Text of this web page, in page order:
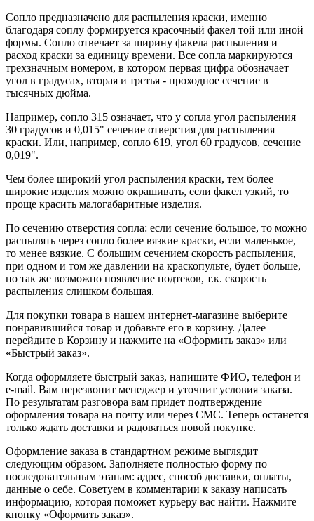
Сопло предназначено для распыления краски, именно
благодаря соплу формируется красочный факел той или иной
формы. Сопло отвечает за ширину факела распыления и
расход краски за единицу времени. Все сопла маркируются
трехзначным номером, в котором первая цифра обозначает
угол в градусах, вторая и третья - проходное сечение в
тысячных дюйма.
Например, сопло 315 означает, что у сопла угол распыления
30 градусов и 0,015" сечение отверстия для распыления
краски. Или, например, сопло 619, угол 60 градусов, сечение
0,019".
Чем более широкий угол распыления краски, тем более
широкие изделия можно окрашивать, если факел узкий, то
проще красить малогабаритные изделия.
По сечению отверстия сопла: если сечение большое, то можно
распылять через сопло более вязкие краски, если маленькое,
то менее вязкие. С большим сечением скорость распыления,
при одном и том же давлении на краскопульте, будет больше,
но так же возможно появление подтеков, т.к. скорость
распыления слишком большая.
Для покупки товара в нашем интернет-магазине выберите
понравившийся товар и добавьте его в корзину. Далее
перейдите в Корзину и нажмите на «Оформить заказ» или
«Быстрый заказ».
Когда оформляете быстрый заказ, напишите ФИО, телефон и
e-mail. Вам перезвонит менеджер и уточнит условия заказа.
По результатам разговора вам придет подтверждение
оформления товара на почту или через СМС. Теперь останется
только ждать доставки и радоваться новой покупке.
Оформление заказа в стандартном режиме выглядит
следующим образом. Заполняете полностью форму по
последовательным этапам: адрес, способ доставки, оплаты,
данные о себе. Советуем в комментарии к заказу написать
информацию, которая поможет курьеру вас найти. Нажмите
кнопку «Оформить заказ».